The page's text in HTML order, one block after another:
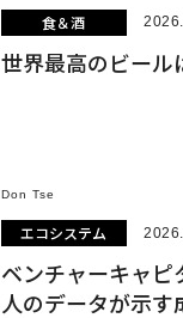
食＆酒
世界最高のビー
Don Tse
エコシステム
ベンチャーキャ
人のデータが示す